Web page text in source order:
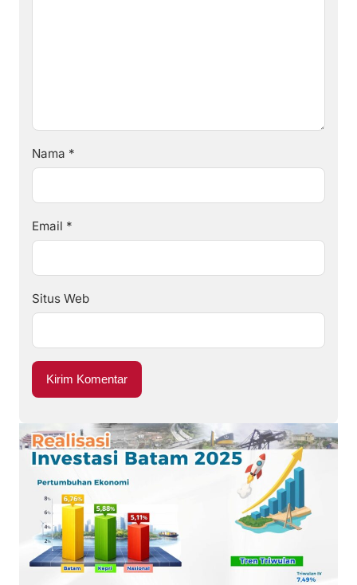
Nama *
Email *
Situs Web